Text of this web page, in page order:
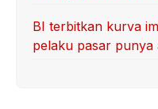
BI terbitkan kurva
pelaku pasar punya